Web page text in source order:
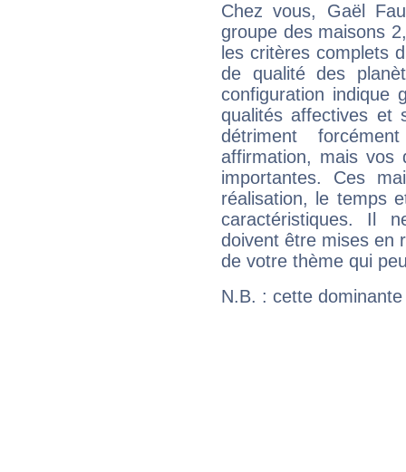
Chez vous, Gaël
groupe des maisons
les critères complets
de qualité des
configuration indique
qualités affectives et
détriment
affirmation, mais
importantes. Ces
réalisation, le temps
caractéristiques. Il
doivent être mises en
de votre thème qui
N.B. : cette